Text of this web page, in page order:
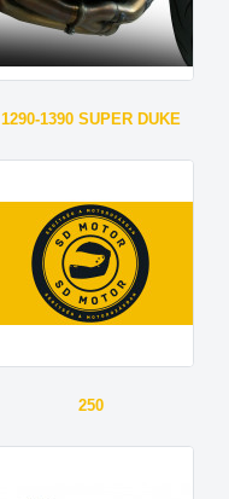
1290-1390 SUPER DUKE
250